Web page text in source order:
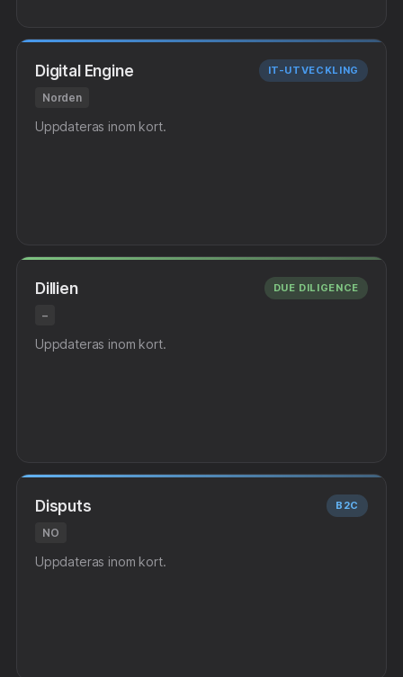
Digital Engine
Norden
IT-UTVECKLING
Uppdateras inom kort.
Dillien
–
DUE DILIGENCE
Uppdateras inom kort.
Disputs
NO
B2C
Uppdateras inom kort.